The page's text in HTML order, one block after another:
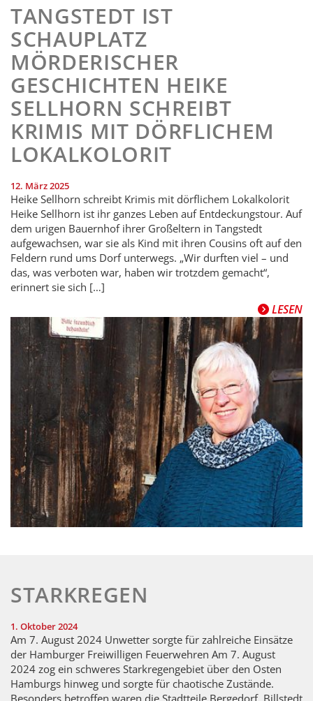
TANGSTEDT IST
SCHAUPLATZ
MÖRDERISCHER
GESCHICHTEN HEIKE
SELLHORN SCHREIBT
KRIMIS MIT DÖRFLICHEM
LOKALKOLORIT
12. März 2025
Heike Sellhorn schreibt Krimis mit dörflichem Lokalkolorit
Heike Sellhorn ist ihr ganzes Leben auf Entdeckungstour. Auf
dem urigen Bauernhof ihrer Großeltern in Tangstedt
aufgewachsen, war sie als Kind mit ihren Cousins oft auf den
Feldern rund ums Dorf unterwegs. „Wir durften viel – und
das, was verboten war, haben wir trotzdem gemacht“,
erinnert sie sich […]
LESEN
STARKREGEN
1. Oktober 2024
Am 7. August 2024 Unwetter sorgte für zahlreiche Einsätze
der Hamburger Freiwilligen Feuerwehren Am 7. August
2024 zog ein schweres Starkregengebiet über den Osten
Hamburgs hinweg und sorgte für chaotische Zustände.
Besonders betroffen waren die Stadtteile Bergedorf, Billstedt